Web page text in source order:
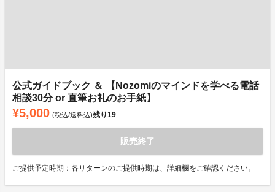
公式ガイドブック ＆ 【Nozomiのマインドを学べる電話
相談30分 or 直筆お礼のお手紙】
¥5,000 (税込/送料込)残り19
販売終了
ご提供予定時期：各リターンのご提供時期は、詳細欄をご確認ください。